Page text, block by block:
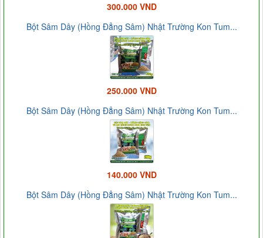
300.000 VND
Bột Sâm Dây (Hồng Đẳng Sâm) Nhật Trường Kon Tum...
250.000 VND
Bột Sâm Dây (Hồng Đẳng Sâm) Nhật Trường Kon Tum...
140.000 VND
Bột Sâm Dây (Hồng Đẳng Sâm) Nhật Trường Kon Tum...